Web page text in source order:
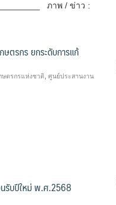
ภาพ / ข่าว :
ษตรกร ยกระดับการแก้
ษตรกรแห่งชาติ ศูนย์ประสานงาน
นรับปีใหม่ พ.ศ.2568